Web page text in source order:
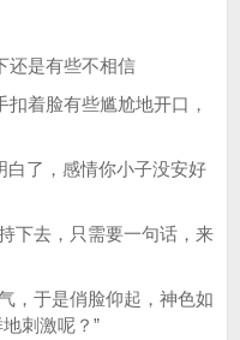
是有些不相信
着脸有些尴尬地开口，
了，感情你小子没安好
去，只需要一句话，来
于是俏脸仰起，神色如
刺激呢？”